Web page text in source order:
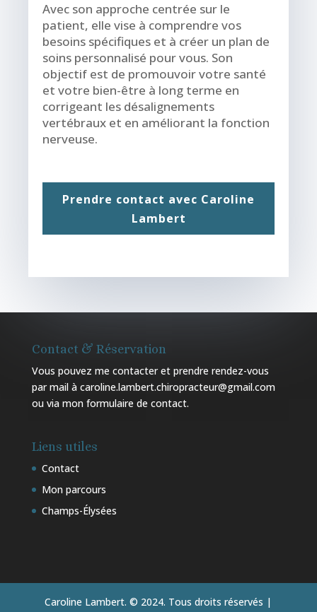
Avec son approche centrée sur le
patient, elle vise à comprendre vos
besoins spécifiques et à créer un plan de
soins personnalisé pour vous. Son
objectif est de promouvoir votre santé
et votre bien-être à long terme en
corrigeant les désalignements
vertébraux et en améliorant la fonction
nerveuse.
Prendre contact avec Caroline
Lambert
Contact & Réservation
Vous pouvez me contacter et prendre rendez-vous
par mail à caroline.lambert.chiropracteur@gmail.com
ou via mon formulaire de contact.
Liens utiles
Contact
Mon parcours
Champs-Élysées
Caroline Lambert. © 2024. Tous droits réservés |